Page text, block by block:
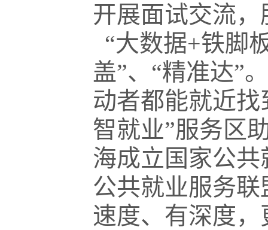
开展面试交流
“大数据+铁脚
盖”、“精准达”
动者都能就近
智就业”服务区
海成立国家公
公共就业服务
速度、有深度